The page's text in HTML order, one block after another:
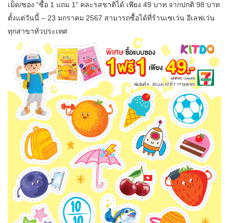
เม็ด/ซอง “ซื้อ 1 แถม 1” คละรสชาติได้ เพียง 49 บาท จากปกติ 98 บาท
ตั้งแต่วันนี้ – 23 มกราคม 2567 สามารถซื้อได้ที่ร้านเซเว่น อีเลฟเว่น
ทุกสาขาทั่วประเทศ